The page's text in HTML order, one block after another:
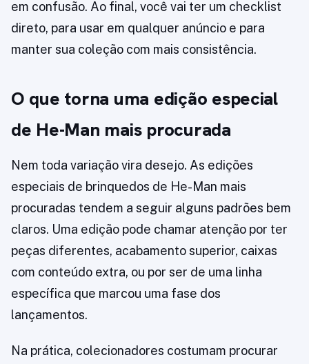
em confusão. Ao final, você vai ter um checklist
direto, para usar em qualquer anúncio e para
manter sua coleção com mais consistência.
O que torna uma edição especial
de He-Man mais procurada
Nem toda variação vira desejo. As edições
especiais de brinquedos de He-Man mais
procuradas tendem a seguir alguns padrões bem
claros. Uma edição pode chamar atenção por ter
peças diferentes, acabamento superior, caixas
com conteúdo extra, ou por ser de uma linha
específica que marcou uma fase dos
lançamentos.
Na prática, colecionadores costumam procurar